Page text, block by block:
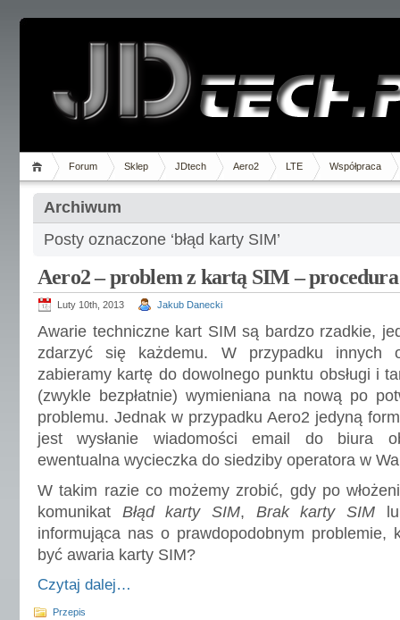
Forum Sklep JDtech Aero2 LTE Współpraca
Archiwum
Posty oznaczone ‘błąd karty SIM’
Aero2 – problem z kartą SIM –
Luty 10th, 2013 Jakub Danecki
Awarie techniczne kart SIM są bardzo rzadkie,
zdarzyć się każdemu. W przypadku innych
zabieramy kartę do dowolnego punktu obsługi i
(zwykle bezpłatnie) wymieniana na nową po
problemu. Jednak w przypadku Aero2 jedyną
jest wysłanie wiadomości email do biura
ewentualna wycieczka do siedziby operatora w
W takim razie co możemy zrobić, gdy po
komunikat Błąd karty SIM, Brak karty SIM
informująca nas o prawdopodobnym problemie,
być awaria karty SIM?
Czytaj dalej…
Przepis